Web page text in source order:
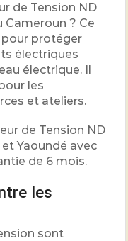
de Tension ND
Cameroun ? Ce
protéger
électriques
électrique. Il
les
et ateliers.
de Tension ND
Yaoundé avec
de 6 mois.
les
sont